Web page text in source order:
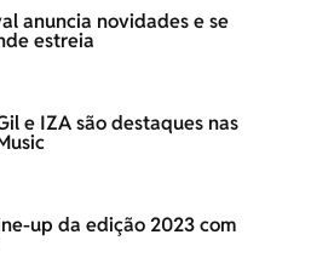
anuncia novidades e se
estreia
e IZA são destaques nas
up da edição 2023 com